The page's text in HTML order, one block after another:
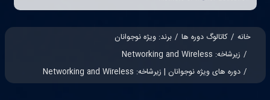
خانه کاتالوگ دوره ها
برند: ویژه نوجوانان
زیرشاخه: Networking and Wireless
دوره های ویژه نوجوانان | زیرشاخه: Networking and Wireless